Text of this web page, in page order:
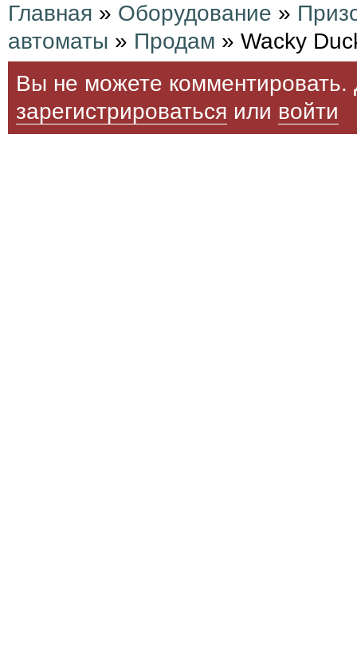
Главная » Оборудование »
автоматы » Продам » Wacky
Вы не можете комментировать.
зарегистрироваться или войти